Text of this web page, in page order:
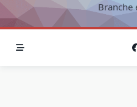
Branche